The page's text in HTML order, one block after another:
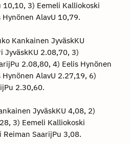
3) Eemeli Kalliokoski
AlavU 10,79.
Kankainen JyväskKU
JyväskKU 2.08,70, 3)
2.08,80, 4) Eelis Hynönen
AlavU 2.27,19, 6)
2.30,60.
JyväskKU 4,08, 2)
3) Eemeli Kalliokoski
SaarijPu 3,08.